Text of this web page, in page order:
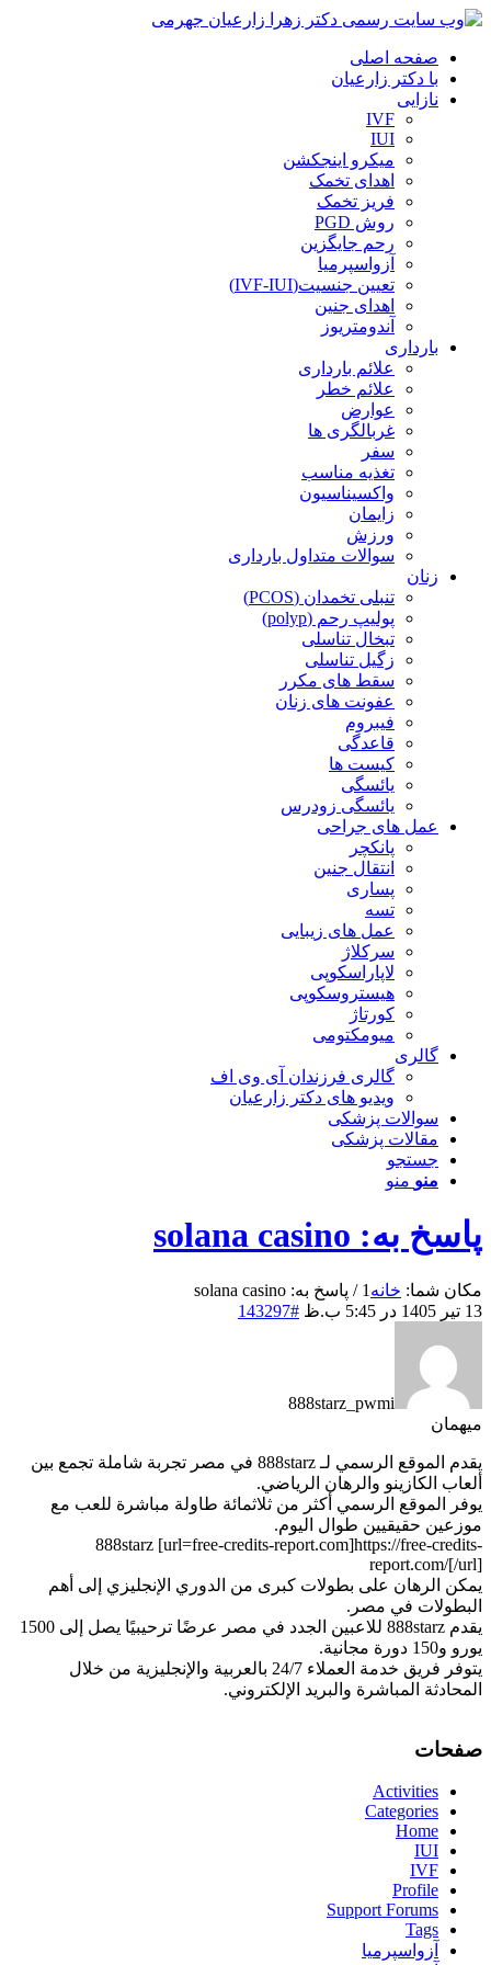
صفحه اصلی
با دکتر زارعیان
نازایی
IVF
IUI
میکرو اینجکشن
اهدای تخمک
فریز تخمک
روش PGD
رحم جایگزین
آزواسپرمیا
تعیین جنسیت(IVF-IUI)
اهدای جنین
آندومتریوز
بارداری
علائم بارداری
علائم خطر
عوارض
غربالگری ها
سفر
تغذیه مناسب
واکسیناسیون
زایمان
ورزش
سوالات متداول بارداری
زنان
تنبلی تخمدان (PCOS)
پولیپ رحم (polyp)
تبخال تناسلی
زگیل تناسلی
سقط های مکرر
عفونت های زنان
فیبروم
قاعدگی
کیست ها
یائسگی
یائسگی زودرس
عمل های جراحی
پانکچر
انتقال جنین
پساری
تسه
عمل های زیبایی
سرکلاژ
لاپاراسکوپی
هیستروسکوپی
کورتاژ
میومکتومی
گالری
گالری فرزندان آی وی اف
ویدیو های دکتر زارعیان
سوالات پزشکی
مقالات پزشکی
جستجو
منو منو
پاسخ به: solana casino
مکان شما: خانه 1
/ پاسخ به: solana casino
13 تیر 1405 در 5:45 ب.ظ
#143297
888starz_pwmi
میهمان
يقدم الموقع الرسمي لـ 888starz في مصر تجربة شاملة تجمع بين
ألعاب الكازينو والرهان الرياضي.
يوفر الموقع الرسمي أكثر من ثلاثمائة طاولة مباشرة للعب مع
موزعين حقيقيين طوال اليوم.
888starz [url=free-credits-report.com]https://free-credits-
report.com/[/url]
يمكن الرهان على بطولات كبرى من الدوري الإنجليزي إلى أهم
البطولات في مصر.
يقدم 888starz للاعبين الجدد في مصر عرضًا ترحيبيًا يصل إلى 1500
يورو و150 دورة مجانية.
يتوفر فريق خدمة العملاء 24/7 بالعربية والإنجليزية من خلال
المحادثة المباشرة والبريد الإلكتروني.
صفحات
Activities
Categories
Home
IUI
IVF
Profile
Support Forums
Tags
آزواسپرمیا